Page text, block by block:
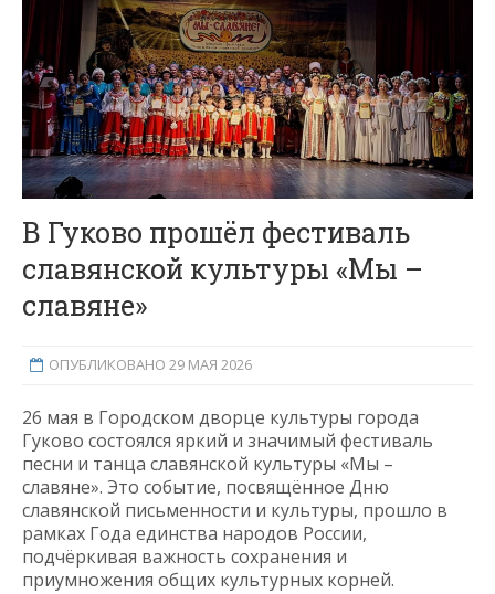
В Гуково прошёл фестиваль
славянской культуры «Мы –
славяне»
ОПУБЛИКОВАНО 29 МАЯ 2026
26 мая в Городском дворце культуры города
Гуково состоялся яркий и значимый фестиваль
песни и танца славянской культуры «Мы –
славяне». Это событие, посвящённое Дню
славянской письменности и культуры, прошло в
рамках Года единства народов России,
подчёркивая важность сохранения и
приумножения общих культурных корней.